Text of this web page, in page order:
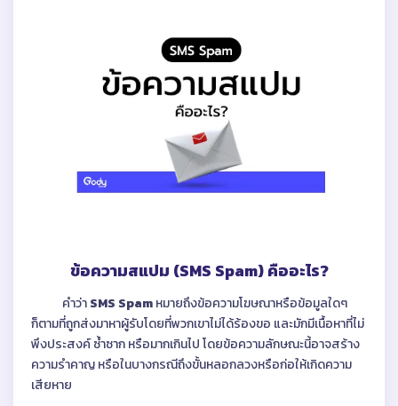
ข้อความสแปม (SMS Spam) คืออะไร?
คำว่าSMS Spamหมายถึงข้อความโฆษณาหรือข้อมูลใดๆ
ก็ตามที่ถูกส่งมาหาผู้รับโดยที่พวกเขาไม่ได้ร้องขอ และมักมีเนื้อหาที่ไม่
พึงประสงค์ ซ้ำซาก หรือมากเกินไป โดยข้อความลักษณะนี้อาจสร้าง
ความรำคาญ หรือในบางกรณีถึงขั้นหลอกลวงหรือก่อให้เกิดความ
เสียหาย